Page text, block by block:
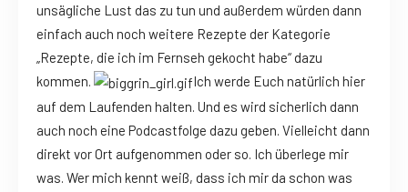
unsägliche Lust das zu tun und außerdem würden dann
einfach auch noch weitere Rezepte der Kategorie
„Rezepte, die ich im Fernseh gekocht habe“ dazu
kommen.
Ich werde Euch natürlich hier
auf dem Laufenden halten. Und es wird sicherlich dann
auch noch eine Podcastfolge dazu geben. Vielleicht dann
direkt vor Ort aufgenommen oder so. Ich überlege mir
was. Wer mich kennt weiß, dass ich mir da schon was